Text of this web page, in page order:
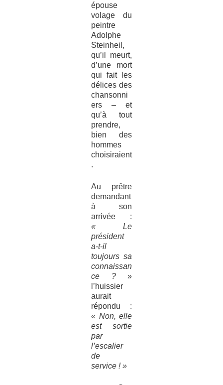
épouse
volage du
peintre
Adolphe
Steinheil,
qu’il meurt,
d’une mort
qui fait les
délices des
chansonni
ers – et
qu’à tout
prendre,
bien des
hommes
choisiraient
.
Au prêtre
demandant
à son
arrivée :
« Le
président
a-t-il
toujours sa
connaissan
ce ?»
l’huissier
aurait
répondu :
« Non, elle
est sortie
par
l’escalier
de
service ! »